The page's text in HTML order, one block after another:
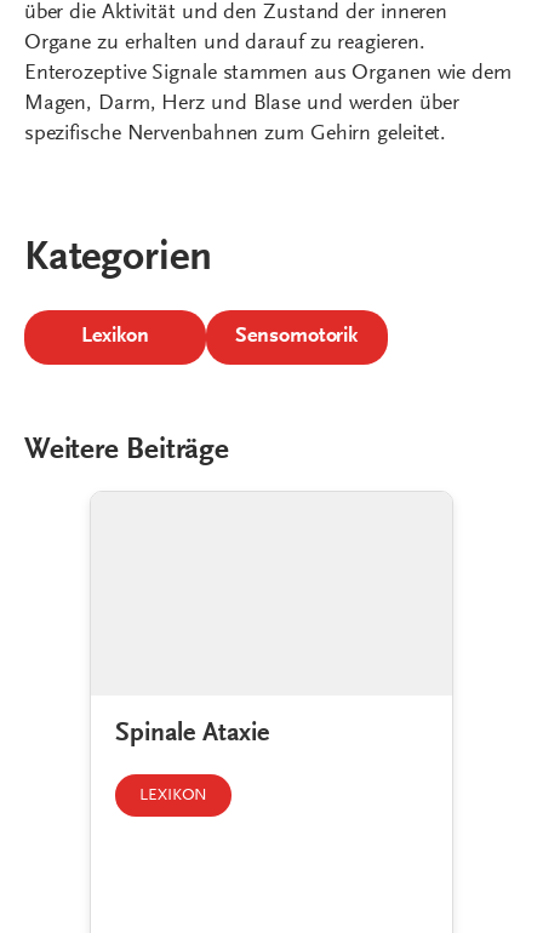
über die Aktivität und den Zustand der inneren
Organe zu erhalten und darauf zu reagieren.
Enterozeptive Signale stammen aus Organen wie dem
Magen, Darm, Herz und Blase und werden über
spezifische Nervenbahnen zum Gehirn geleitet.
Kategorien
Lexikon Sensomotorik
Weitere Beiträge
Spinale Ataxie
LEXIKON